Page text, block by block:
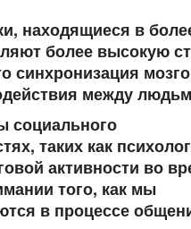
находящиеся в
более высокую
синхронизация
между
социального
таких как
активности во
того, как мы
в процессе